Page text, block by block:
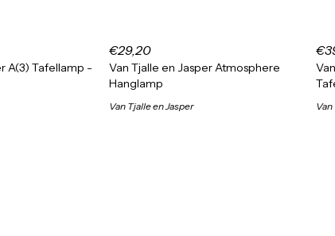
A(3) Tafellamp -
€29,20
Van Tjalle en Jasper Atmosphere
Hanglamp
Van Tjalle en Jasper